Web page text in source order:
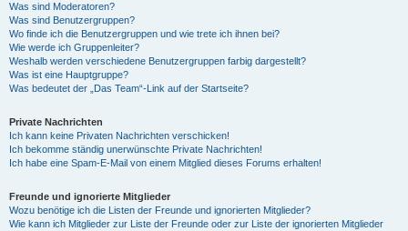
Was sind Moderatoren?
Was sind Benutzergruppen?
Wo finde ich die Benutzergruppen und wie trete ich ihnen bei?
Wie werde ich Gruppenleiter?
Weshalb werden verschiedene Benutzergruppen farbig dargestellt?
Was ist eine Hauptgruppe?
Was bedeutet der „Das Team“-Link auf der Startseite?
Private Nachrichten
Ich kann keine Privaten Nachrichten verschicken!
Ich bekomme ständig unerwünschte Private Nachrichten!
Ich habe eine Spam-E-Mail von einem Mitglied dieses Forums erhalten!
Freunde und ignorierte Mitglieder
Wozu benötige ich die Listen der Freunde und ignorierten Mitglieder?
Wie kann ich Mitglieder zur Liste der Freunde oder zur Liste der ignorierten Mitglieder